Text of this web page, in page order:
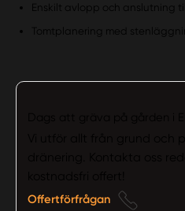
Enskilt avlopp och anslutning
Tomtplanering med
Offertförfrågan